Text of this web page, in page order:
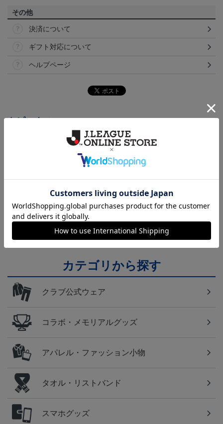
その他
決済について
ギフト対応について
ヘルプページ
トピックス
横浜FM
送料無料の併せ買いにオススメ！どの選手が当たる
かお楽しみのシークレットグッズ！
横浜FM
日常にもF・マリノスを！普段使いにオススメのアイ
テム！
カテゴリから探す
クラブ公式ウェア
コラボ・メモリアルグッズ
アパレル・ファッション小物
タオル・リストバンド
スマホグッズ